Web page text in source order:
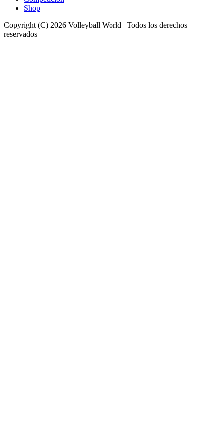
Shop
Copyright (C) 2026 Volleyball World | Todos los derechos
reservados